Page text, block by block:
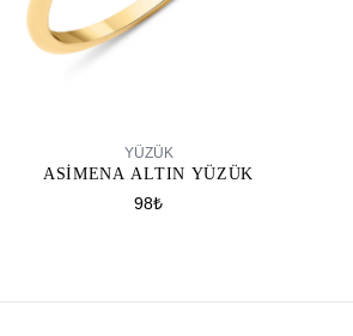
YÜZÜK
ASIMENA ALTIN YÜZÜK
98₺